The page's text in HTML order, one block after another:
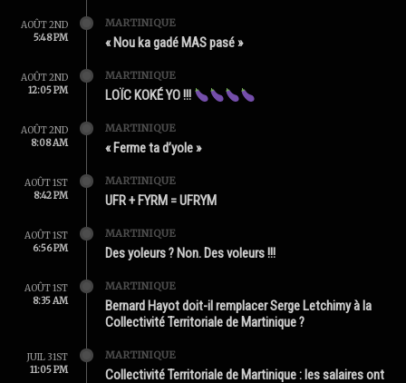
AOÛT 2ND
5:48 PM
MARTINIQUE
« Nou ka gadé MAS pasé »
AOÛT 2ND
12:05 PM
MARTINIQUE
LOÏC KOKÉ YO !!!
AOÛT 2ND
8:08 AM
MARTINIQUE
« Ferme ta d’yole »
AOÛT 1ST
8:42 PM
MARTINIQUE
UFR + FYRM = UFRYM
AOÛT 1ST
6:56 PM
MARTINIQUE
Des yoleurs ? Non. Des voleurs !!!
AOÛT 1ST
8:35 AM
MARTINIQUE
Bernard Hayot doit-il remplacer Serge Letchimy à la
Collectivité Territoriale de Martinique ?
JUIL 31ST
11:05 PM
MARTINIQUE
Collectivité Territoriale de Martinique : les salaires ont